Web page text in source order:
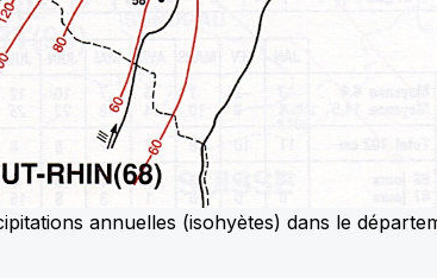
annuelles (isohyètes) dans le